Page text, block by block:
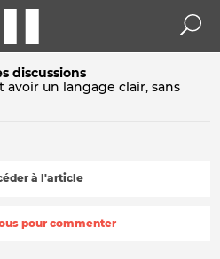
discussions
un langage clair, sans
à l'article
pour commenter